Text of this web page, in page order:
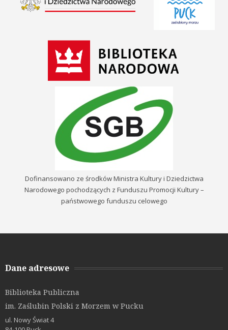
Dofinansowano ze środków Ministra Kultury i Dziedzictwa
Narodowego pochodzących z Funduszu Promocji Kultury –
państwowego funduszu celowego
Dane adresowe
Biblioteka Publiczna
im. Zaślubin Polski z Morzem w Pucku
ul. Nowy Świat 4